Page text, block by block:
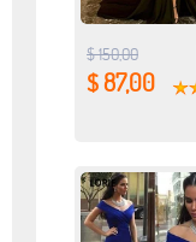
$ 150,00
$ 87,00